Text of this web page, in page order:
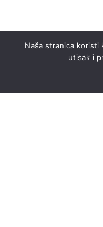
Naša stranica koristi
utisak i